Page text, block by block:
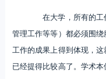
在大学，所有的工
管理工作等等）都必须围
工作的成果上得到体现，
已经提得比较高了。学术